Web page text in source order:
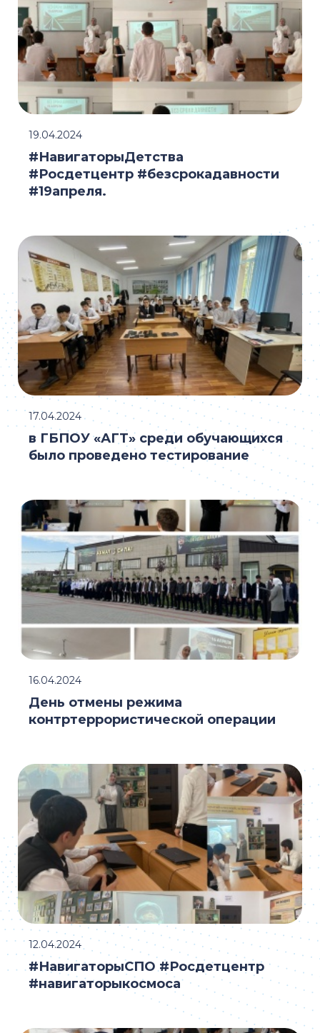
#НавигаторыДетства
#Росдетцентр #безсрокадавности
#19апреля.
19.04.2024
в ГБПОУ «АГТ» среди обучающихся
было проведено тестирование
17.04.2024
День отмены режима
контртеррористической операции
16.04.2024
#НавигаторыСПО #Росдетцентр
#навигаторыкосмоса
12.04.2024